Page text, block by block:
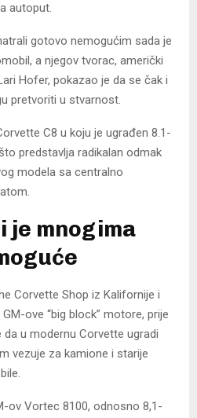
autoput.
gotovo nemogućim sada je
a njegov tvorac, američki
Hofer, pokazao je da se čak i
pretvoriti u stvarnost.
C8 u koju je ugrađen 8.1-
predstavlja radikalan odmak
modela sa centralno
je mnogima
Corvette Shop iz Kalifornije i
ove “big block” motore, prije
u modernu Corvette ugradi
vezuje za kamione i starije
ov Vortec 8100, odnosno 8,1-